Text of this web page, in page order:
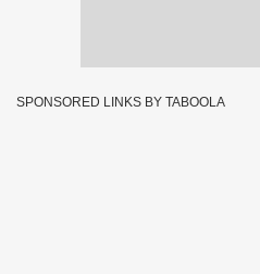
SPONSORED LINKS BY TABOOLA